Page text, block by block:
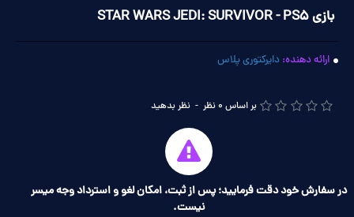
بازی STAR WARS JEDI: SURVIVOR - PS5
ارائه دهنده: دایرکتوری پلاس
بر اساس 0 نظر - نظر بدهید
در سفارش خود دقت فرمایید؛ پس از ثبت، امکان لغو و استرداد وجه میسر
نیست.